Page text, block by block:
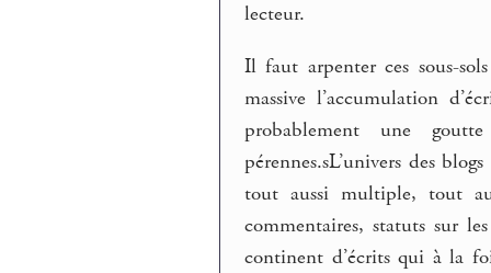
lecteur.
Il faut arpenter ces sous-
massive l’accumulation
probablement une
pérennes.sL’univers des
tout aussi multiple, tout
commentaires, statuts sur
continent d’écrits qui à la